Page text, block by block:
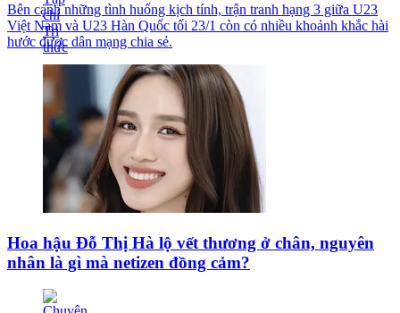
Bên cạnh những tình huống kịch tính, trận tranh hạng 3 giữa U23
Việt Nam và U23 Hàn Quốc tối 23/1 còn có nhiều khoảnh khắc hài
hước được dân mạng chia sẻ.
Hoa hậu Đỗ Thị Hà lộ vết thương ở chân, nguyên
nhân là gì mà netizen đồng cảm?